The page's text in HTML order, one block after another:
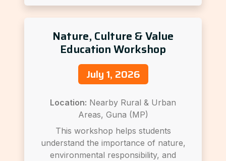
Nature, Culture & Value
Education Workshop
July 1, 2026
Location: Nearby Rural & Urban
Areas, Guna (MP)
This workshop helps students
understand the importance of nature,
environmental responsibility, and